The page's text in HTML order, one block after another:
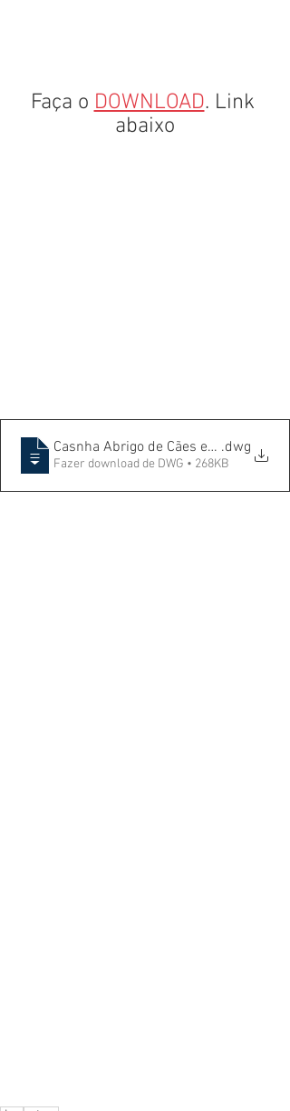
Faça o DOWNLOAD. Link
abaixo
Casnha Abrigo de Cães em Vistas
.dwg
Fazer download de DWG • 268KB